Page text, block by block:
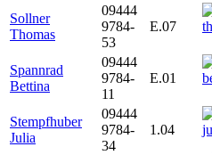
Sollner
Thomas
09444
9784-
53
E.07
Spannrad
Bettina
09444
9784-
11
E.01
Stempfhuber
Julia
09444
9784-
34
1.04